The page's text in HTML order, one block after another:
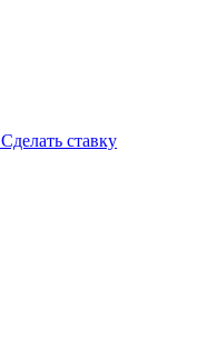
Сделать ставку